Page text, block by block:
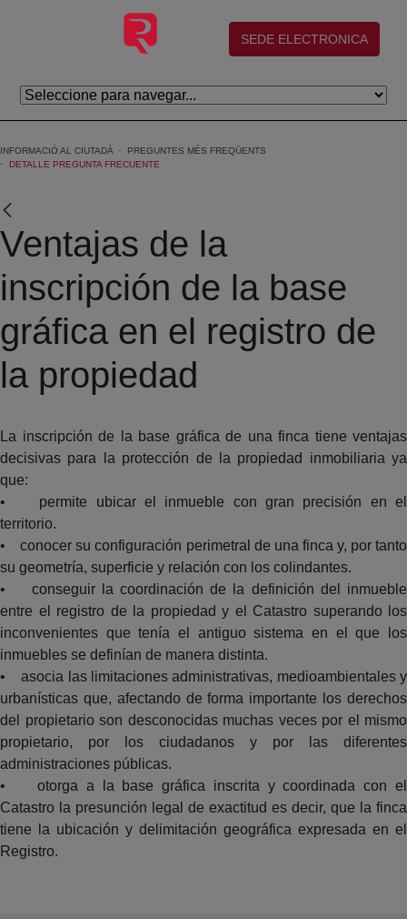
Salta al contingut principal
(abre en nueva ventana)
SEDE ELECTRONICA
INFORMACIÓ AL CIUTADÀ
PREGUNTES MÉS FREQÜENTS
DETALLE PREGUNTA FRECUENTE
Ventajas de la
inscripción de la base
gráfica en el registro de
la propiedad
La inscripción de la base gráfica de una finca tiene ventajas
decisivas para la protección de la propiedad inmobiliaria ya
que:
• permite ubicar el inmueble con gran precisión en el
territorio.
• conocer su configuración perimetral de una finca y, por tanto
su geometría, superficie y relación con los colindantes.
• conseguir la coordinación de la definición del inmueble
entre el registro de la propiedad y el Catastro superando los
inconvenientes que tenía el antiguo sistema en el que los
inmuebles se definían de manera distinta.
• asocia las limitaciones administrativas, medioambientales y
urbanísticas que, afectando de forma importante los derechos
del propietario son desconocidas muchas veces por el mismo
propietario, por los ciudadanos y por las diferentes
administraciones públicas.
• otorga a la base gráfica inscrita y coordinada con el
Catastro la presunción legal de exactitud es decir, que la finca
tiene la ubicación y delimitación geográfica expresada en el
Registro.